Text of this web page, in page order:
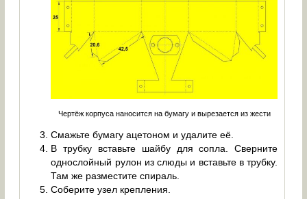
Чертёж корпуса наносится на бумагу и вырезается из жести
Смажьте бумагу ацетоном и удалите её.
В трубку вставьте шайбу для сопла. Сверните
однослойный рулон из слюды и вставьте в трубку.
Там же разместите спираль.
Соберите узел крепления.